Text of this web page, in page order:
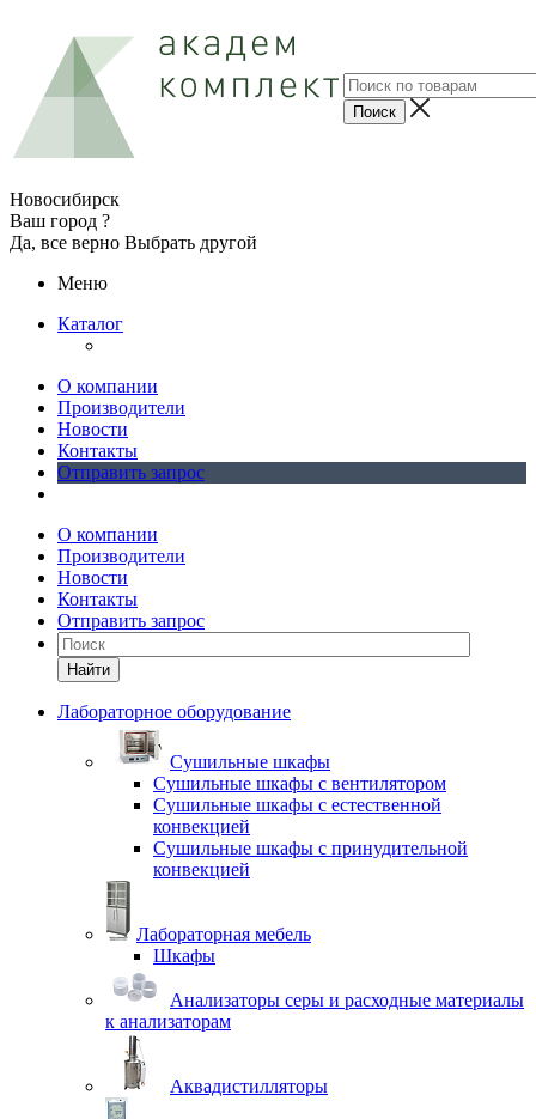
Новосибирск
Ваш город ?
Да, все верно Выбрать другой
Меню
Каталог
О компании
Производители
Новости
Контакты
Отправить запрос
О компании
Производители
Новости
Контакты
Отправить запрос
Найти
Лабораторное оборудование
Cушильные шкафы
Сушильные шкафы с вентилятором
Сушильные шкафы с естественной
конвекцией
Сушильные шкафы с принудительной
конвекцией
Лабораторная мебель
Шкафы
Анализаторы серы и расходные материалы
к анализаторам
Аквадистилляторы